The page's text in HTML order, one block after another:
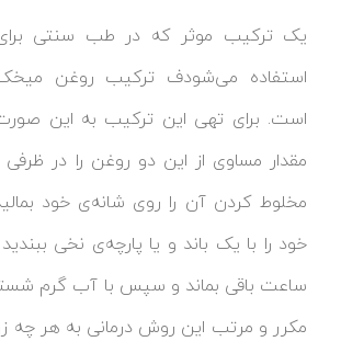
یک ترکیب موثر که در طب سنتی
استفاده می‌شودف ترکیب روغن
است. برای تهی این ترکیب به این
مقدار مساوی از این دو روغن را در
مخلوط کردن آن را روی شانه‌ی خود
خود را با یک باند و یا پارچه‌ی نخی
ساعت باقی بماند و سپس با آب گرم
مکرر و مرتب این روش درمانی به هر